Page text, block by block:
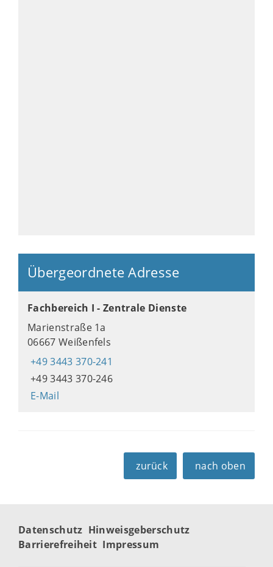
Übergeordnete Adresse
Fachbereich I - Zentrale Dienste
Marienstraße 1a
06667 Weißenfels
+49 3443 370-241
+49 3443 370-246
E-Mail
zurück nach oben
Datenschutz Hinweisgeberschutz
Barrierefreiheit Impressum